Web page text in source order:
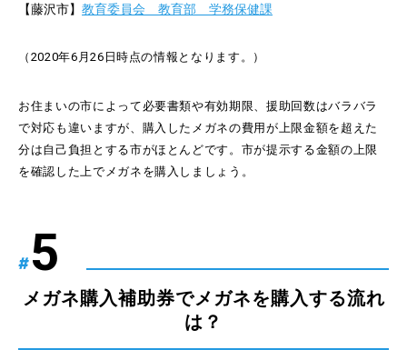
【藤沢市】 教育委員会 教育部 学務保健課
（2020年6月26日時点の情報となります。）
お住まいの市によって必要書類や有効期限、援助回数はバラバラ
で対応も違いますが、購入したメガネの費用が上限金額を超えた
分は自己負担とする市がほとんどです。市が提示する金額の上限
を確認した上でメガネを購入しましょう。
#
メガネ購入補助券でメガネを購入する流れ
は？